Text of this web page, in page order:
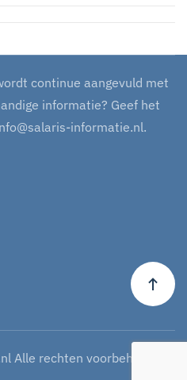
continue aangevuld met
informatie? Geef het
informatie.nl.
Alle rechten voorbehouden.